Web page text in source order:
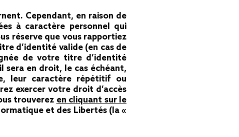
Cependant, en raison de
à caractère personnel qui
réserve que vous rapportiez
d’identité valide (en cas de
de votre titre d’identité
sera en droit, le cas échéant,
leur caractère répétitif ou
exercer votre droit d’accès
trouverez en cliquant sur le
et des Libertés (la «